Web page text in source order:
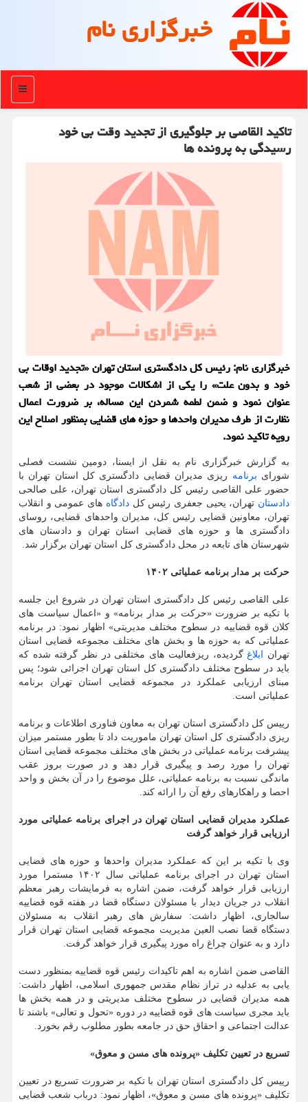
خبرگزاری نام
منو
تاکید القاصی بر جلوگیری از تجدید وقت بی خود
رسیدگی به پرونده ها
خبرگزاری نام: رئیس کل دادگستری استان تهران «تجدید اوقات بی
خود و بدون علت» را یکی از اشکالات موجود در بعضی از شعب
عنوان نمود و ضمن لطمه شمردن این مساله، بر ضرورت اعمال
نظارت از طرف مدیران واحدها و حوزه های قضایی بمنظور اصلاح این
رویه تاکید نمود.
به گزارش خبرگزاری نام به نقل از ایسنا، دومین نشست فصلی
شورای برنامه ریزی مدیران قضایی دادگستری کل استان تهران با
حضور علی القاصی رئیس کل دادگستری استان تهران، علی صالحی
دادستان تهران، یحیی جعفری رئیس کلدادگاه های عمومی و انقلاب
تهران، معاونین قضایی رئیس کل، مدیران واحدهای قضایی، روسای
دادگستری ها و حوزه های قضایی استان تهران و دادستان های
شهرستان های تابعه در محل دادگستری کل استان تهران برگزار شد.
حرکت بر مدار برنامه عملیاتی ۱۴۰۲
علی القاصی رئیس کل دادگستری استان تهران در شروع این جلسه
با تکیه بر ضرورت «حرکت بر مدار برنامه» و «اعمال سیاست های
کلان قوه قضاییه در سطوح مختلف مدیریتی» اظهار نمود: در برنامه
عملیاتی که به حوزه ها و بخش های مختلف مجموعه قضایی استان
تهران ابلاغ گردیده، ریزفعالیت های مختلفی در نظر گرفته شده که
باید در سطوح مختلف دادگستری کل استان تهران اجرائی شود؛ پس
مبنای ارزیابی عملکرد در مجموعه قضایی استان تهران برنامه
عملیاتی است.
رییس کل دادگستری استان تهران به معاون فناوری اطلاعات و برنامه
ریزی دادگستری کل استان تهران ماموریت داد تا بطور مستمر میزان
پیشرفت برنامه عملیاتی در بخش های مختلف مجموعه قضایی استان
تهران را مورد رصد و پیگیری قرار دهد و در صورت بروز عقب
ماندگی نسبت به برنامه عملیاتی، علل موضوع را در آن بخش و واحد
احصا و راهکارهای رفع آن را ارائه کند.
عملکرد مدیران قضایی استان تهران در اجرای برنامه عملیاتی مورد
ارزیابی قرار خواهد گرفت
وی با تکیه بر این که عملکرد مدیران واحدها و حوزه های قضایی
استان تهران در اجرای برنامه عملیاتی سال ۱۴۰۲ مستمرا مورد
ارزیابی قرار خواهد گرفت، ضمن اشاره به فرمایشات رهبر معظم
انقلاب در جریان دیدار با مسئولان دستگاه قضا در هفته قوه قضاییه
سالجاری، اظهار داشت: سفارش های رهبر انقلاب به مسئولان
دستگاه قضا نصب العین مدیریت مجموعه قضایی استان تهران قرار
دارد و به عنوان چراغ راه مورد پیگیری قرار خواهد گرفت.
القاصی ضمن اشاره به اهم تاکیدات رئیس قوه قضاییه بمنظور دست
یابی به عدلیه در تراز نظام مقدس جمهوری اسلامی، اظهار داشت:
همه مدیران قضایی در سطوح مختلف مدیریتی و در همه بخش ها
باید مجری سیاست های قوه قضاییه در دوره «تحول و تعالی» باشند تا
عدالت اجتماعی و احقاق حق در جامعه بطور مطلوب رقم بخورد.
تسریع در تعیین تکلیف «پرونده های مسن و معوق»
رییس کل دادگستری استان تهران با تکیه بر ضرورت تسریع در تعیین
تکلیف «پرونده های مسن و معوق»، اظهار نمود: درباب شعب قضایی